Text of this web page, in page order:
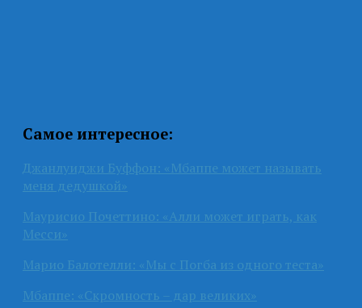
Самое интересное:
Джанлуиджи Буффон: «Мбаппе может называть
меня дедушкой»
Маурисио Почеттино: «Алли может играть, как
Месси»
Марио Балотелли: «Мы с Погба из одного теста»
Мбаппе: «Скромность – дар великих»